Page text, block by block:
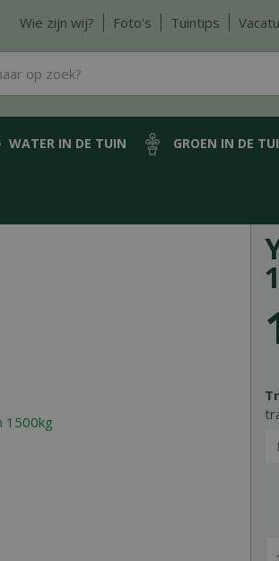
Wie zijn wij? Foto's Tuintips
WATER IN DE TUIN GROEN IN DE